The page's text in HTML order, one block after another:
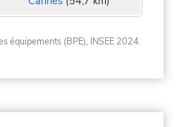
équipements (BPE), INSEE 2024.